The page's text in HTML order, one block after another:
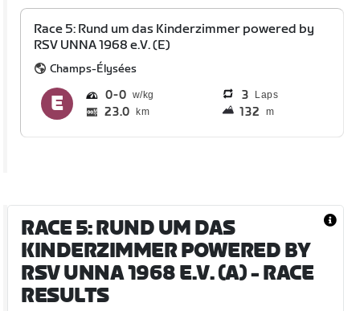
Race 5: Rund um das Kinderzimmer powered by
RSV UNNA 1968 e.V. (E)
Champs-Élysées
0 0 3 Laps
23.0 km 132 m
RACE 5: RUND UM DAS
KINDERZIMMER POWERED BY
RSV UNNA 1968 E.V. (A)- RACE
RESULTS